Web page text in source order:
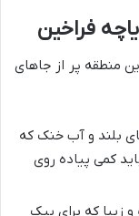
فراخین
منطقه پر از جاهای
بلند و آب خنک که
کمی پیاده روی
زیبا که برای پیک